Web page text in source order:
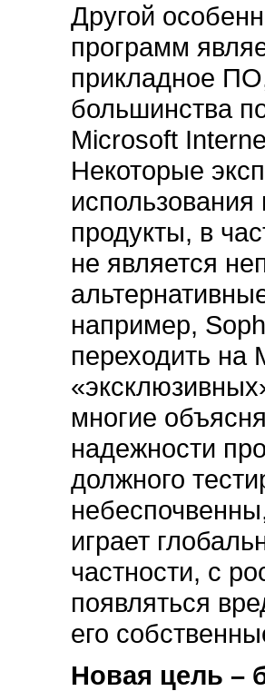
Другой
программ
прикладное
большинства
Microsoft
Некоторые
продукты, в
не является
например,
переходить на
многие
надежности
должного
играет
частности, с
появляться
его
Новая цель –